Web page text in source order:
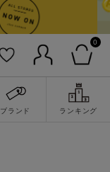
0
ブランド ランキング